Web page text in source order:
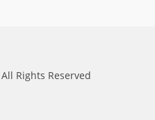
Rights Reserved